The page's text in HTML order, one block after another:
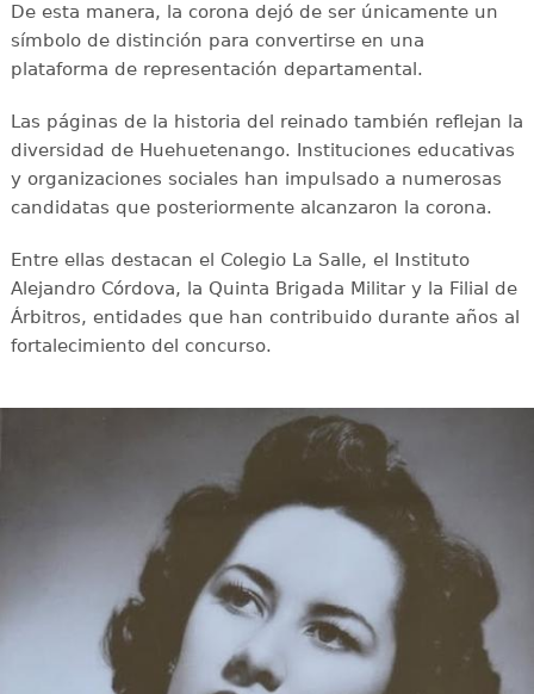
De esta manera, la corona dejó de ser únicamente un
símbolo de distinción para convertirse en una
plataforma de representación departamental.
Las páginas de la historia del reinado también reflejan la
diversidad de Huehuetenango. Instituciones educativas
y organizaciones sociales han impulsado a numerosas
candidatas que posteriormente alcanzaron la corona.
Entre ellas destacan el Colegio La Salle, el Instituto
Alejandro Córdova, la Quinta Brigada Militar y la Filial de
Árbitros, entidades que han contribuido durante años al
fortalecimiento del concurso.